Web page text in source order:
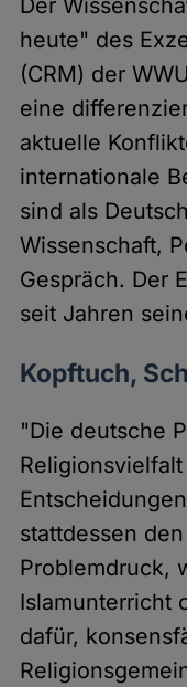
Der
heute" des
(CRM) der
eine
aktuelle
internationale
sind als
Wissenschaft,
Gespräch. Der
seit Jahren
Kopftuch,
"Die deutsche
stattdessen
Problemdruck,
Islamunterricht
dafür,